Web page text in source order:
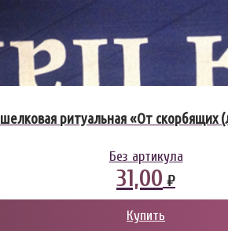
ритуальная «От скорбящих
Без артикула
31,00 ₽
Купить